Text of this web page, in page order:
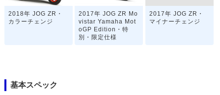
2018年 JOG ZR・
カラーチェンジ
2017年 JOG ZR Mo
vistar Yamaha Mot
oGP Edition・特
別・限定仕様
2017年 JOG ZR・
マイナーチェンジ
基本スペック